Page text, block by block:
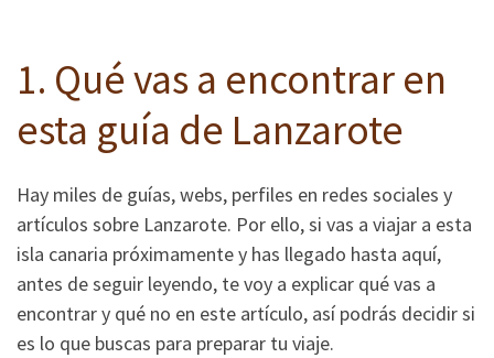
1. Qué vas a encontrar en
esta guía de Lanzarote
Hay miles de guías, webs, perfiles en redes sociales y
artículos sobre Lanzarote. Por ello, si vas a viajar a esta
isla canaria próximamente y has llegado hasta aquí,
antes de seguir leyendo, te voy a explicar qué vas a
encontrar y qué no en este artículo, así podrás decidir si
es lo que buscas para preparar tu viaje.